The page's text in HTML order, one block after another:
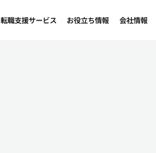
転職支援サービス お役立ち情報 会社情報